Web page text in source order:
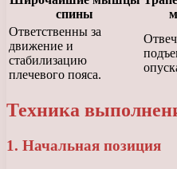
спины
Ответственны за
движение и
стабилизацию
плечевого пояса.
Техника
1. Начальная позиция